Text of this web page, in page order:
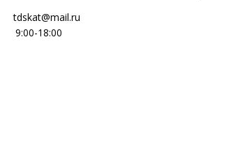
tdskat@mail.ru
9:00-18:00